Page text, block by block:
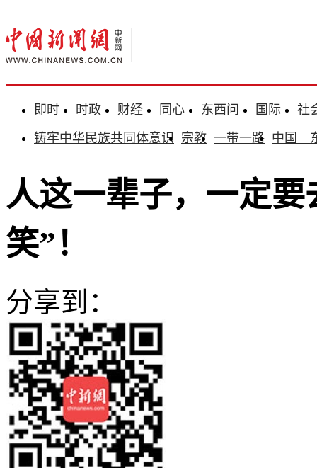
即时 时政 财经 同心 东西问 国际
社
铸牢中华民族共同体意识 宗教 一带一路 中国—
人这一辈子，一定
笑”！
分享到：